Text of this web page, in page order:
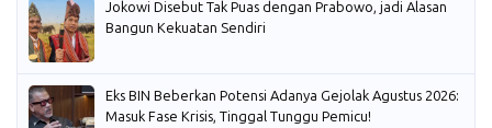
Jokowi Disebut Tak Puas dengan Prabowo, jadi Alasan
Bangun Kekuatan Sendiri
Eks BIN Beberkan Potensi Adanya Gejolak Agustus 2026:
Masuk Fase Krisis, Tinggal Tunggu Pemicu!